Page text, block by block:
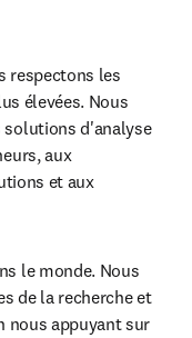
respectons les
élevées. Nous
solutions d'analyse
aux
et aux
le monde. Nous
de la recherche et
nous appuyant sur